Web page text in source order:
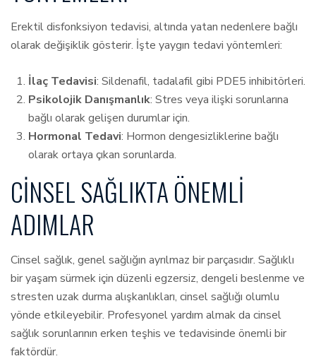
Erektil disfonksiyon tedavisi, altında yatan nedenlere bağlı
olarak değişiklik gösterir. İşte yaygın tedavi yöntemleri:
İlaç Tedavisi: Sildenafil, tadalafil gibi PDE5 inhibitörleri.
Psikolojik Danışmanlık: Stres veya ilişki sorunlarına
bağlı olarak gelişen durumlar için.
Hormonal Tedavi: Hormon dengesizliklerine bağlı
olarak ortaya çıkan sorunlarda.
CINSEL SAĞLIKTA ÖNEMLI
ADIMLAR
Cinsel sağlık, genel sağlığın ayrılmaz bir parçasıdır. Sağlıklı
bir yaşam sürmek için düzenli egzersiz, dengeli beslenme ve
stresten uzak durma alışkanlıkları, cinsel sağlığı olumlu
yönde etkileyebilir. Profesyonel yardım almak da cinsel
sağlık sorunlarının erken teşhis ve tedavisinde önemli bir
faktördür.